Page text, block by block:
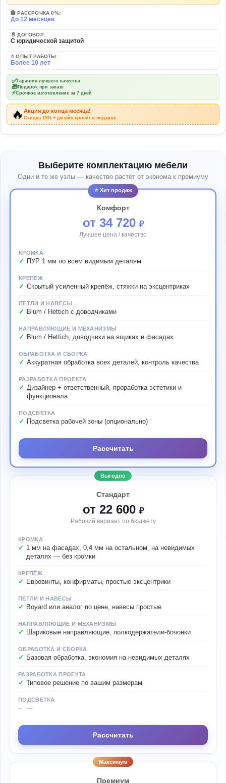
🏦 РАССРОЧКА 0%:
До 12 месяцев
📄 ДОГОВОР:
С юридической защитой
⭐ ОПЫТ РАБОТЫ:
Более 10 лет
✅Гарантия лучшего качества
🎁 Подарок при заказе
⚡Срочное изготовление за 7 дней
🔥Акция до конца месяца!
Скидка 15% + дизайн-проект в подарок
Выберите комплектацию мебели
Одни и те же узлы — качество растёт от эконома к премиуму
Выгодно
Стандарт
от 22 600 ₽
Рабочий вариант по бюджету
КРОМКА
1 мм на фасадах, 0,4 мм на остальном, на невидимых
деталях — без кромки
КРЕПЁЖ
Евровинты, конфирматы, простые эксцентрики
ПЕТЛИ И НАВЕСЫ
Boyard или аналог по цене, навесы простые
НАПРАВЛЯЮЩИЕ И МЕХАНИЗМЫ
Шариковые направляющие, полкодержатели-бочонки
ОБРАБОТКА И СБОРКА
Базовая обработка, экономия на невидимых деталях
РАЗРАБОТКА ПРОЕКТА
Типовое решение по вашим размерам
ПОДСВЕТКА
—
Рассчитать
⭐ Хит продаж
Комфорт
от 34 720 ₽
Лучшее цена / качество
КРОМКА
ПУР 1 мм по всем видимым деталям
КРЕПЁЖ
Скрытый усиленный крепёж, стяжки на эксцентриках
ПЕТЛИ И НАВЕСЫ
Blum / Hettich с доводчиками
НАПРАВЛЯЮЩИЕ И МЕХАНИЗМЫ
Blum / Hettich, доводчики на ящиках и фасадах
ОБРАБОТКА И СБОРКА
Аккуратная обработка всех деталей, контроль качества
РАЗРАБОТКА ПРОЕКТА
Дизайнер + ответственный, проработка эстетики и
функционала
ПОДСВЕТКА
Подсветка рабочей зоны (опционально)
Рассчитать
Максимум
Премиум